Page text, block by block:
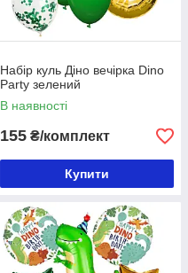
Набір куль Діно вечірка Dino
Party зелений
В наявності
155 ₴/комплект
Купити